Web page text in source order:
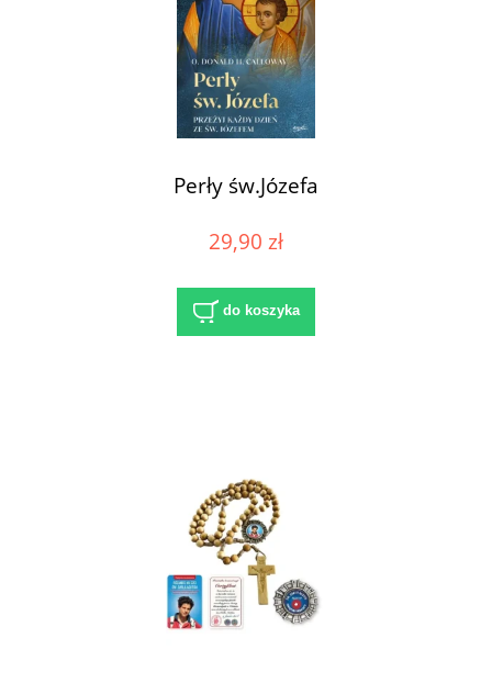
Perły św.Józefa
29,90 zł
do koszyka